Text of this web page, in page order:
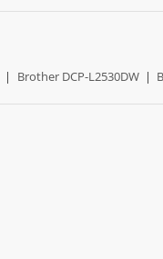
| Brother DCP-L2530DW |